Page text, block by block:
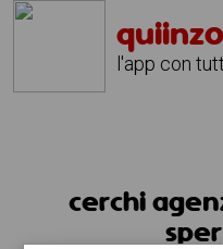
l'app con
cerchi